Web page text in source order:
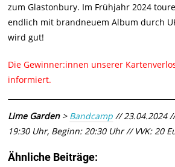
zum Glastonbury. Im Frühjahr 2024
endlich mit brandneuem Album durch
wird gut!
Die Gewinner:innen unserer
informiert.
Lime Garden> Bandcamp // 23.04.2024
19:30 Uhr, Beginn: 20:30 Uhr // VVK: 20
Ähnliche Beiträge: